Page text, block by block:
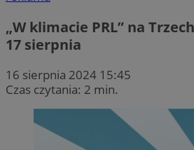
„W klimacie PRL” na
17 sierpnia
16 sierpnia 2024 15:45
Czas czytania: 2 min.